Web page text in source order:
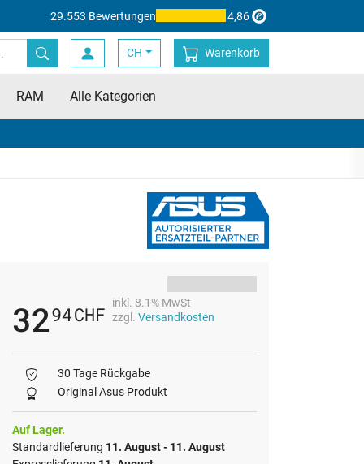
29.553 Bewertungen 4,86
CH Warenkorb
RAM Alle Kategorien
3294CHF
inkl. 8.1% MwSt
zzgl. Versandkosten
30 Tage Rückgabe
Original Asus Produkt
Auf Lager.
Standardlieferung 11. August - 11. August